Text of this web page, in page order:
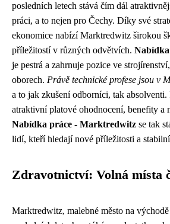
posledních letech stává čím dál
práci, a to nejen pro Čechy. Díky své
ekonomice nabízí Marktredwitz širokou
příležitostí v různých odvětvích.
je pestrá a zahrnuje pozice ve
oborech. Právě technické profese jsou v
a to jak zkušení odborníci, tak
atraktivní platové ohodnocení, benefity a
Nabídka práce - Marktredwitz se tak
lidí, kteří hledají nové příležitosti a
Zdravotnictví: Volná místa
Marktredwitz, malebné město na